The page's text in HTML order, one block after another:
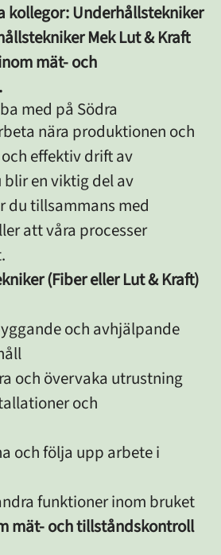
kollegor: Underhållstekniker
Mek Lut & Kraft
mät- och
med på Södra
nära produktionen och
effektiv drift av
en viktig del av
du tillsammans med
att våra processer
(Fiber eller Lut & Kraft)
och avhjälpande
och övervaka utrustning
och
och följa upp arbete i
funktioner inom bruket
mät- och tillståndskontroll